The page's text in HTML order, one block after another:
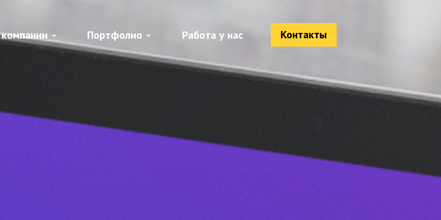
Портфолио Работа у нас Контакты